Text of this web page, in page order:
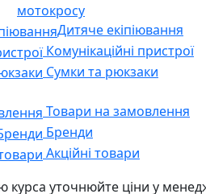
мотокросу
Дитяче екіпіювання
Комунікаційні пристрої
Сумки та рюкзаки
Товари на замовлення
Бренди
Акційні товари
курса уточнюйте ціни у